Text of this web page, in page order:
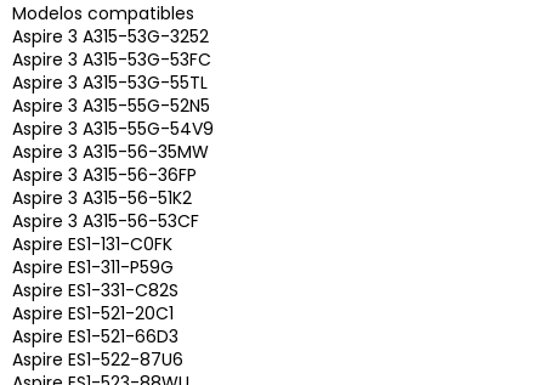
Modelos compatibles
Aspire 3 A315-53G-3252
Aspire 3 A315-53G-53FC
Aspire 3 A315-53G-55TL
Aspire 3 A315-55G-52N5
Aspire 3 A315-55G-54V9
Aspire 3 A315-56-35MW
Aspire 3 A315-56-36FP
Aspire 3 A315-56-51K2
Aspire 3 A315-56-53CF
Aspire ES1-131-C0FK
Aspire ES1-311-P59G
Aspire ES1-331-C82S
Aspire ES1-521-20C1
Aspire ES1-521-66D3
Aspire ES1-522-87U6